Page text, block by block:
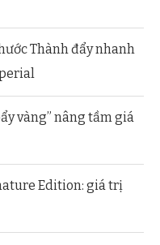
Thành đẩy nhanh
vàng” nâng tầm giá
Edition: giá trị